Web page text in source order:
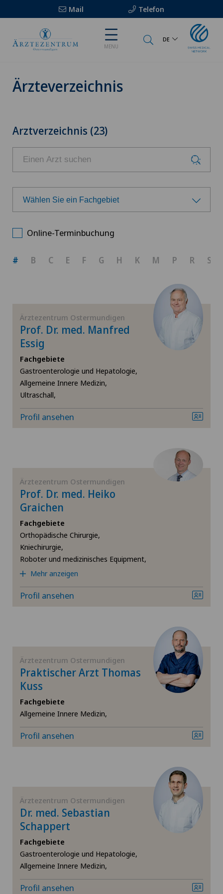
Mail Telefon
MENU
DE
Ärzteverzeichnis
Arztverzeichnis (23)
Wählen Sie ein Fachgebiet
Hüftchirurgie
Kniechirurgie
Medizinische Grundversorgung
Neurologie
Roboter und medizinisches Equipment
Schmerztherapie
Schulterchirurgie
Viszeralchirurgie
Online-Terminbuchung
# B C E F G H K M P R S
Ärztezentrum Ostermundigen
Prof. Dr. med. Manfred
Essig
Fachgebiete
Gastroenterologie und Hepatologie,
Allgemeine Innere Medizin,
Ultraschall,
Profil ansehen
Ärztezentrum Ostermundigen
Prof. Dr. med. Heiko
Graichen
Fachgebiete
Orthopädische Chirurgie,
Kniechirurgie,
Roboter und medizinisches Equipment,
Mehr anzeigen
Profil ansehen
Ärztezentrum Ostermundigen
Praktischer Arzt Thomas
Kuss
Fachgebiete
Allgemeine Innere Medizin,
Profil ansehen
Ärztezentrum Ostermundigen
Dr. med. Sebastian
Schappert
Fachgebiete
Gastroenterologie und Hepatologie,
Allgemeine Innere Medizin,
Profil ansehen